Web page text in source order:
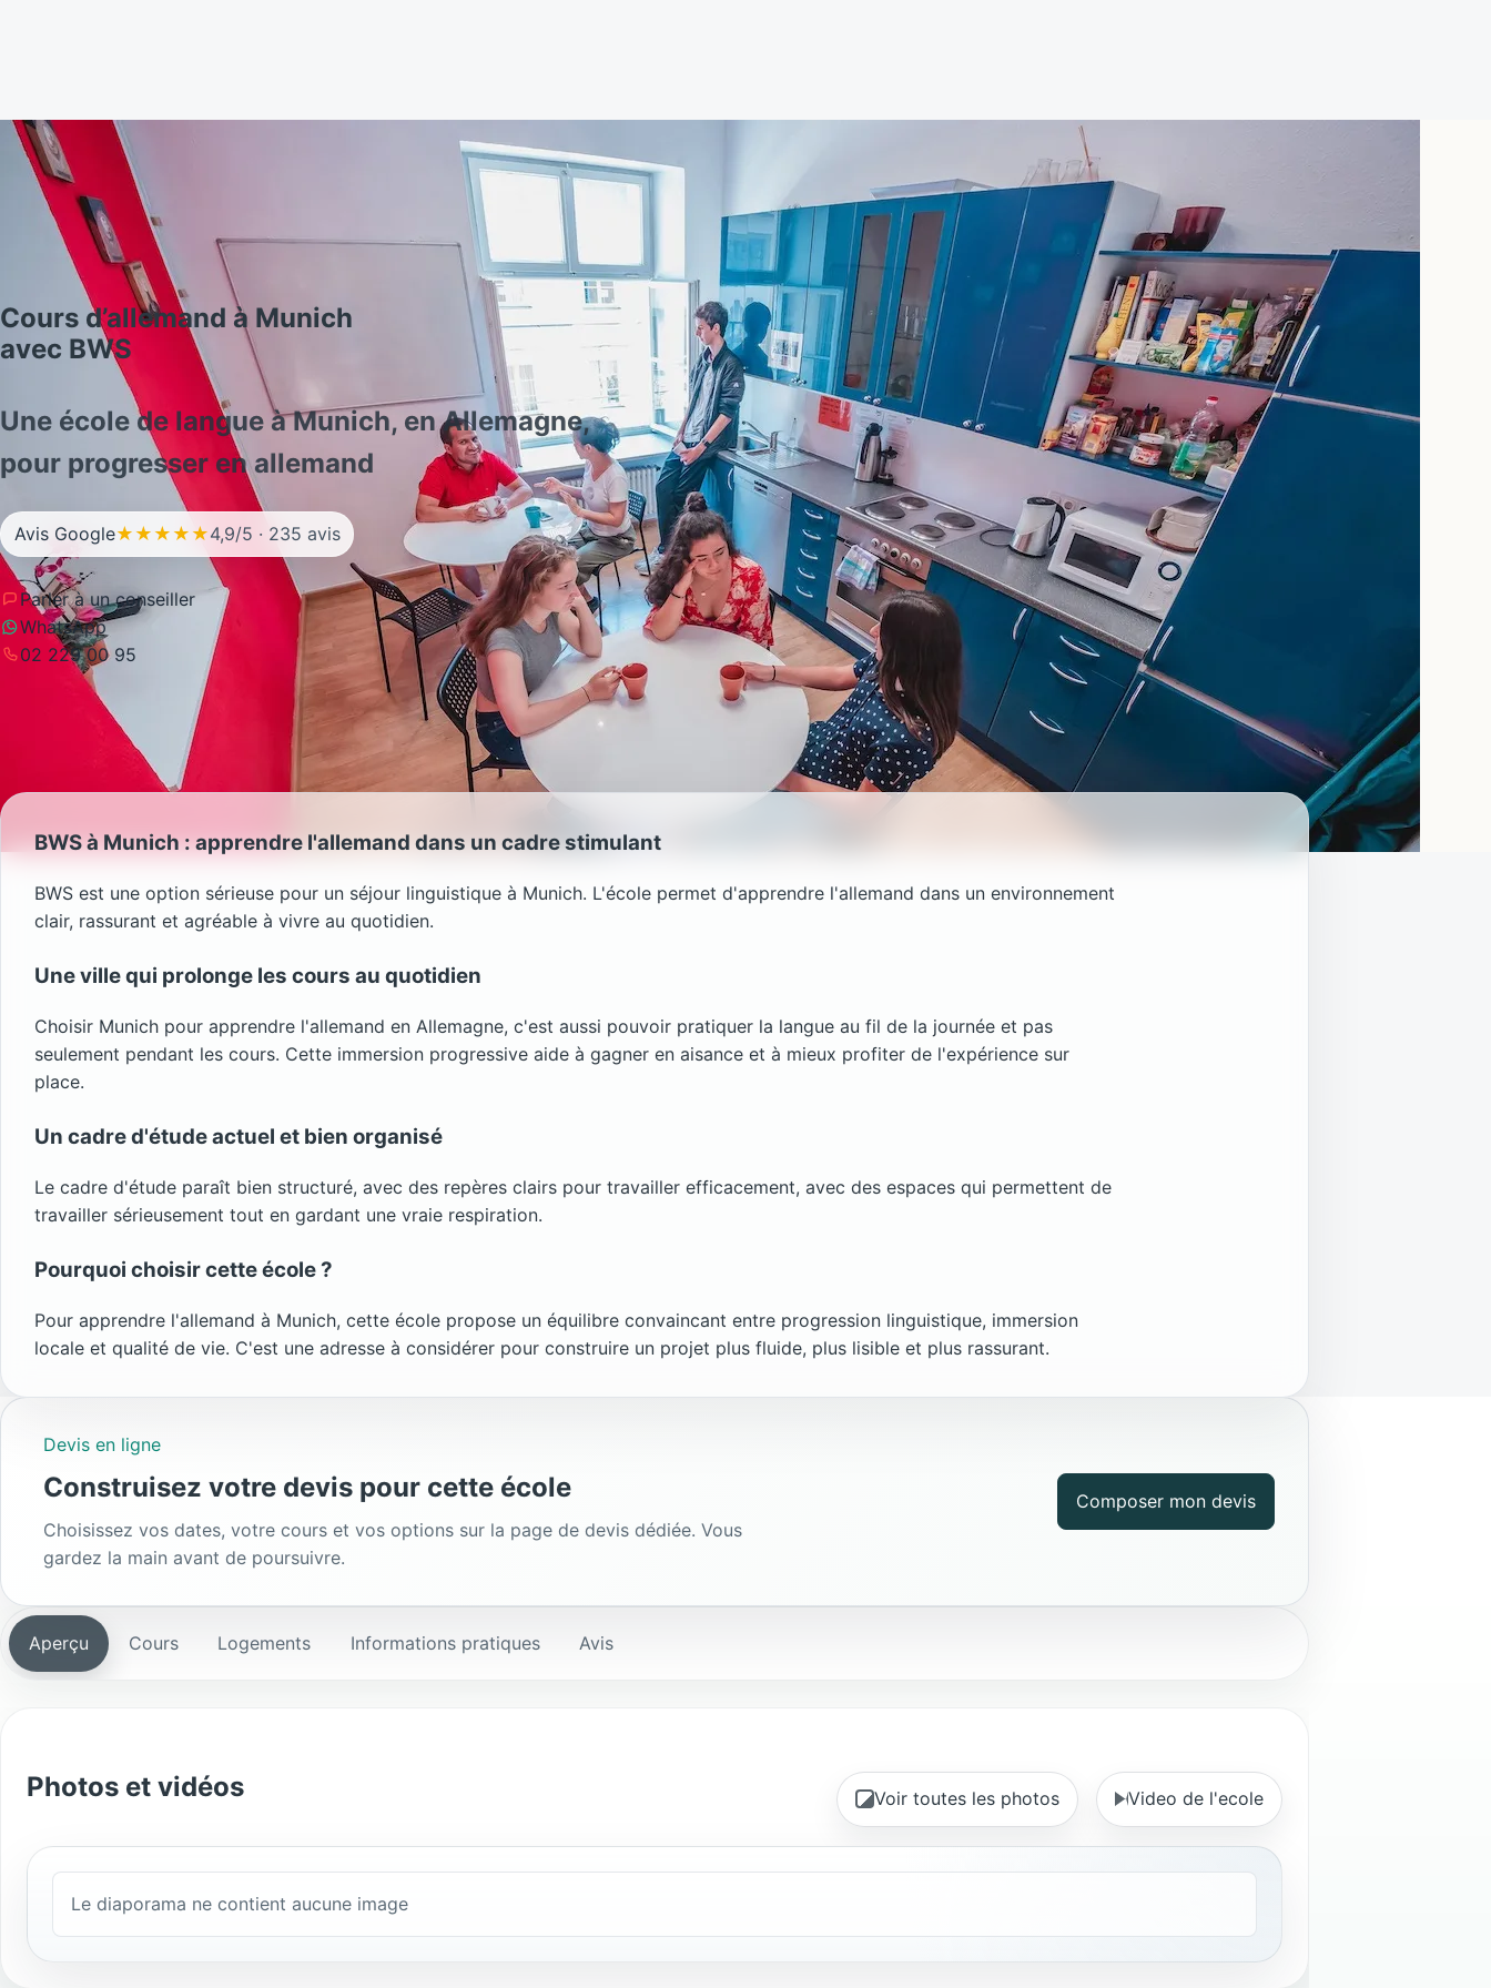
Cours d’allemand à Munich
avec BWS
Une école de langue à Munich, en Allemagne,
pour progresser en allemand
Avis Google★★★★★4,9/5 · 235 avis
Parler à un conseiller
WhatsApp
02 229 00 95
BWS à Munich : apprendre l'allemand dans un cadre stimulant
BWS est une option sérieuse pour un séjour linguistique à Munich. L'école permet d'apprendre l'allemand dans un environnement
clair, rassurant et agréable à vivre au quotidien.
Une ville qui prolonge les cours au quotidien
Choisir Munich pour apprendre l'allemand en Allemagne, c'est aussi pouvoir pratiquer la langue au fil de la journée et pas
seulement pendant les cours. Cette immersion progressive aide à gagner en aisance et à mieux profiter de l'expérience sur
place.
Un cadre d'étude actuel et bien organisé
Le cadre d'étude paraît bien structuré, avec des repères clairs pour travailler efficacement, avec des espaces qui permettent de
travailler sérieusement tout en gardant une vraie respiration.
Pourquoi choisir cette école ?
Pour apprendre l'allemand à Munich, cette école propose un équilibre convaincant entre progression linguistique, immersion
locale et qualité de vie. C'est une adresse à considérer pour construire un projet plus fluide, plus lisible et plus rassurant.
Devis en ligne
Construisez votre devis pour cette école
Choisissez vos dates, votre cours et vos options sur la page de devis dédiée. Vous
gardez la main avant de poursuivre.
Composer mon devis
Aperçu Cours Logements Informations pratiques Avis
Photos et vidéos Voir toutes les photos Video de l'ecole
Le diaporama ne contient aucune image